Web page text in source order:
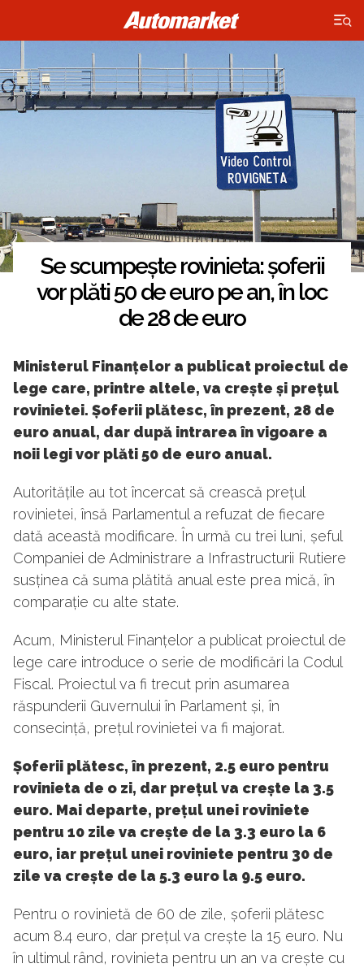
×
Se scumpește rovinieta: șoferii
vor plăti 50 de euro pe an, în loc
de 28 de euro
Ministerul Finanțelor a publicat proiectul de
lege care, printre altele, va crește și prețul
rovinietei. Șoferii plătesc, în prezent, 28 de
euro anual, dar după intrarea în vigoare a
noii legi vor plăti 50 de euro anual.
Autoritățile au tot încercat să crească prețul
rovinietei, însă Parlamentul a refuzat de fiecare
dată această modificare. În urmă cu trei luni, șeful
Companiei de Administrare a Infrastructurii Rutiere
susținea că suma plătită anual este prea mică, în
comparație cu alte state.
Acum, Ministerul Finanțelor a publicat proiectul de
lege care introduce o serie de modificări la Codul
Fiscal. Proiectul va fi trecut prin asumarea
răspunderii Guvernului în Parlament și, în
consecință, prețul rovinietei va fi majorat.
Șoferii plătesc, în prezent, 2.5 euro pentru
rovinieta de o zi, dar prețul va crește la 3.5
euro. Mai departe, prețul unei roviniete
pentru 10 zile va crește de la 3.3 euro la 6
euro, iar prețul unei roviniete pentru 30 de
zile va crește de la 5.3 euro la 9.5 euro.
Pentru o rovinietă de 60 de zile, șoferii plătesc
acum 8.4 euro, dar prețul va crește la 15 euro. Nu
în ultimul rând, rovinieta pentru un an va crește cu